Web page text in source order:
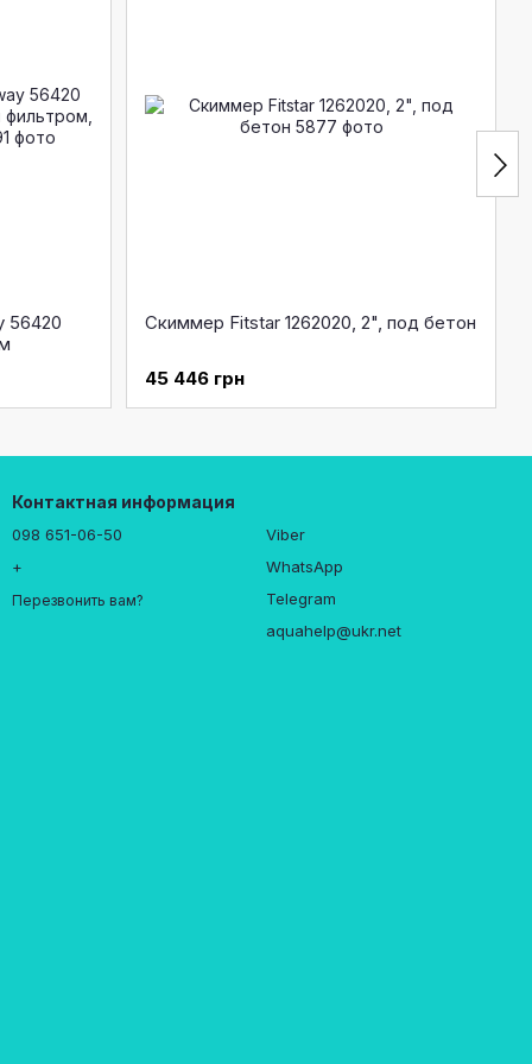
56420
Скиммер Fitstar 1262020, 2", под бетон
45 446 грн
Контактная информация
098 651-06-50
+
Перезвонить вам?
Viber
WhatsApp
Telegram
aquahelp@ukr.net